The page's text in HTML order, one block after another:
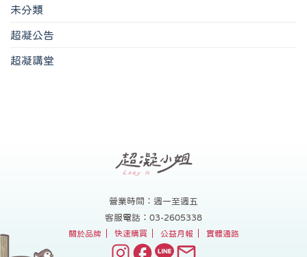
未分類
超凝公告
超凝講堂
營業時間：週一至週五
客服電話：03-2605338
關於品牌 快速購買 公益月報 實體通路